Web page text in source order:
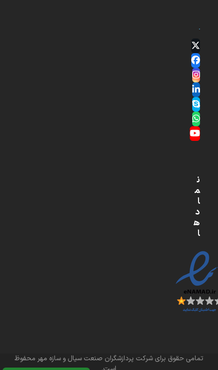
Twitter
(deprecated)
Facebook
Instagram
LinkedIn
Skype
Whatsapp
YouTube
ن
م
ا
د
ه
ا
تمامی حقوق برای شرکت پردازشگران صنعت سیال و سازه مهر محفوظ